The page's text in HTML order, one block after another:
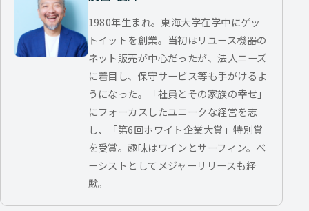
1980年生まれ。東海大学在学中にゲッ
トイットを創業。当初はリユース機器の
ネット販売が中心だったが、法人ニーズ
に着目し、保守サービス等も手がけるよ
うになった。「社員とその家族の幸せ」
にフォーカスしたユニークな経営を志
し、「第6回ホワイト企業大賞」特別賞
を受賞。趣味はワインとサーフィン。ベ
ーシストとしてメジャーリリースも経
験。